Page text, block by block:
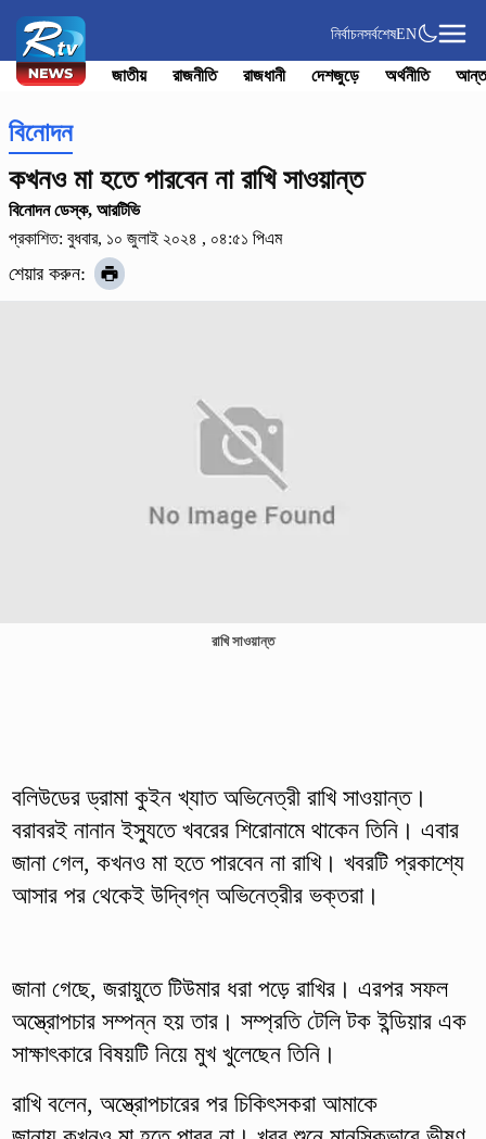
নির্বাচনসর্বশেষEN
জাতীয় রাজনীতি রাজধানী দেশজুড়ে অর্থনীতি
বিনোদন
কখনও মা হতে পারবেন না রাখি সাওয়ান্ত
বিনোদন ডেস্ক, আরটিভি
প্রকাশিত: বুধবার, ১০ জুলাই ২০২৪ , ০৪:৫১ পিএম
শেয়ার করুন:
রাখি সাওয়ান্ত
বলিউডের ড্রামা কুইন খ্যাত অভিনেত্রী রাখি সাওয়ান্ত।
বরাবরই নানান ইস্যুতে খবরের শিরোনামে থাকেন তিনি। এবার
জানা গেল, কখনও মা হতে পারবেন না রাখি। খবরটি প্রকাশ্যে
আসার পর থেকেই উদ্বিগ্ন অভিনেত্রীর ভক্তরা।
জানা গেছে, জরায়ুতে টিউমার ধরা পড়ে রাখির। এরপর সফল
অস্ত্রোপচার সম্পন্ন হয় তার। সম্প্রতি টেলি টক ইন্ডিয়ার এক
সাক্ষাৎকারে বিষয়টি নিয়ে মুখ খুলেছেন তিনি।
রাখি বলেন, অস্ত্রোপচারের পর চিকিৎসকরা আমাকে